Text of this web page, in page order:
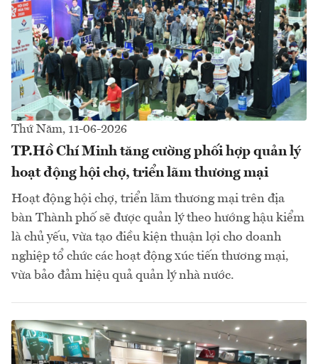
Thứ Năm, 11-06-2026
TP.Hồ Chí Minh tăng cường phối hợp quản lý
hoạt động hội chợ, triển lãm thương mại
Hoạt động hội chợ, triển lãm thương mại trên địa
bàn Thành phố sẽ được quản lý theo hướng hậu kiểm
là chủ yếu, vừa tạo điều kiện thuận lợi cho doanh
nghiệp tổ chức các hoạt động xúc tiến thương mại,
vừa bảo đảm hiệu quả quản lý nhà nước.